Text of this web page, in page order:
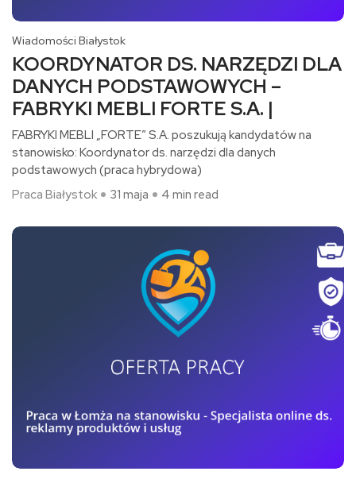
Wiadomości Białystok
KOORDYNATOR DS. NARZĘDZI DLA
DANYCH PODSTAWOWYCH –
FABRYKI MEBLI FORTE S.A. |
FABRYKI MEBLI „FORTE” S.A. poszukują kandydatów na
stanowisko: Koordynator ds. narzędzi dla danych
podstawowych (praca hybrydowa)​
Praca Białystok
31 maja 4 min read